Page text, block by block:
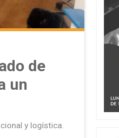
de
un
y logística.